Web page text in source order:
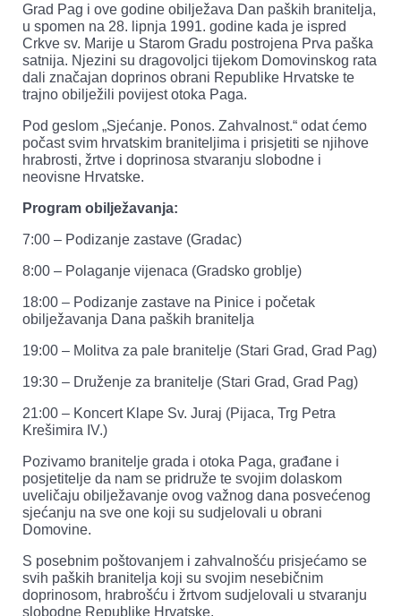
Grad Pag i ove godine obilježava Dan paških branitelja,
u spomen na 28. lipnja 1991. godine kada je ispred
Crkve sv. Marije u Starom Gradu postrojena Prva paška
satnija. Njezini su dragovoljci tijekom Domovinskog rata
dali značajan doprinos obrani Republike Hrvatske te
trajno obilježili povijest otoka Paga.
Pod geslom „Sjećanje. Ponos. Zahvalnost.“ odat ćemo
počast svim hrvatskim braniteljima i prisjetiti se njihove
hrabrosti, žrtve i doprinosa stvaranju slobodne i
neovisne Hrvatske.
Program obilježavanja:
7:00 – Podizanje zastave (Gradac)
8:00 – Polaganje vijenaca (Gradsko groblje)
18:00 – Podizanje zastave na Pinice i početak
obilježavanja Dana paških branitelja
19:00 – Molitva za pale branitelje (Stari Grad, Grad Pag)
19:30 – Druženje za branitelje (Stari Grad, Grad Pag)
21:00 – Koncert Klape Sv. Juraj (Pijaca, Trg Petra
Krešimira IV.)
Pozivamo branitelje grada i otoka Paga, građane i
posjetitelje da nam se pridruže te svojim dolaskom
uveličaju obilježavanje ovog važnog dana posvećenog
sjećanju na sve one koji su sudjelovali u obrani
Domovine.
S posebnim poštovanjem i zahvalnošću prisjećamo se
svih paških branitelja koji su svojim nesebičnim
doprinosom, hrabrošću i žrtvom sudjelovali u stvaranju
slobodne Republike Hrvatske.